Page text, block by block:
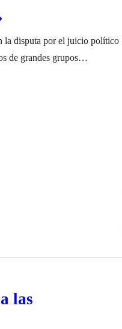
la disputa por el juicio político
de grandes grupos
un documento
las